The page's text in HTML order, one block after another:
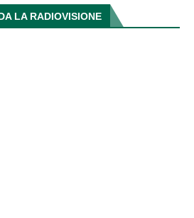
LA RADIOVISIONE